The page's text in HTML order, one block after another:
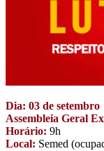
Dia: 03 de setembro
Assembleia Geral
Horário: 9h
Local: Semed